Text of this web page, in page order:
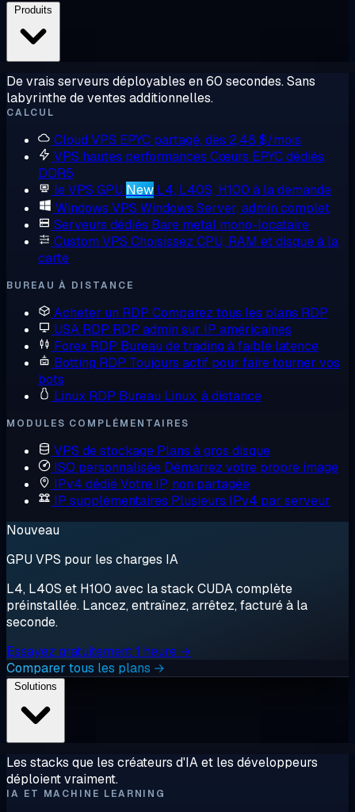
De vrais serveurs déployables en 60 secondes. Sans
labyrinthe de ventes additionnelles.
CALCUL
Cloud VPS EPYC partagé, dès 2,48 $/mois
VPS hautes performances Cœurs EPYC dédiés,
DDR5
le VPS GPU New L4, L40S, H100 à la demande
Windows VPS Windows Server, admin complet
Serveurs dédiés Bare metal mono-locataire
Custom VPS Choisissez CPU, RAM et disque à la
carte
BUREAU À DISTANCE
Acheter un RDP Comparez tous les plans RDP
USA RDP RDP admin sur IP américaines
Forex RDP Bureau de trading à faible latence
Botting RDP Toujours actif pour faire tourner vos
bots
Linux RDP Bureau Linux, à distance
MODULES COMPLÉMENTAIRES
VPS de stockage Plans à gros disque
ISO personnalisée Démarrez votre propre image
IPv4 dédiéVotre IP, non partagée
IP supplémentaires Plusieurs IPv4 par serveur
Nouveau
GPU VPS pour les charges IA
L4, L40S et H100 avec la stack CUDA complète
préinstallée. Lancez, entraînez, arrêtez, facturé à la
seconde.
Essayez gratuitement 1 heure →
Comparer tous les plans →
Les stacks que les créateurs d'IA et les développeurs
déploient vraiment.
IA ET MACHINE LEARNING